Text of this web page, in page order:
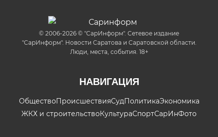
© 2006-2026 © "СарИнформ". Сетевое издание
"СарИнформ". Новости Саратова и Саратовской области.
Люди, места, события. 18+
НАВИГАЦИЯ
ОбществоПроисшествияСудПолитикаЭкономика
ЖКХ и строительствоКультураСпортСарИнФото